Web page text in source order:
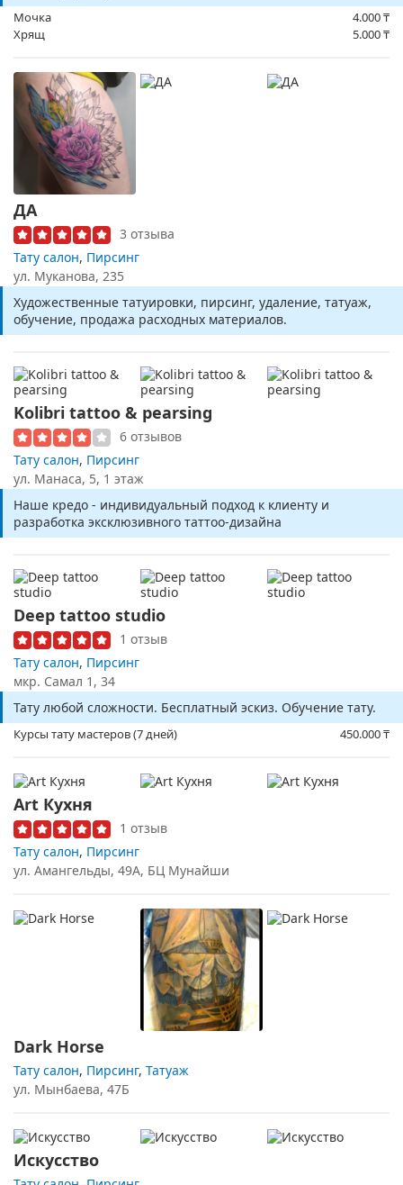
Мочка 4.000₸
Хрящ
5.000₸
ДА
3 отзыва
Тату салон, Пирсинг
ул. Муканова, 235
Художественные татуировки, пирсинг, удаление, татуаж,
обучение, продажа расходных материалов.
Kolibri tattoo & pearsing
6 отзывов
Тату салон, Пирсинг
ул. ​Манаса, 5, 1 этаж
Наше кредо - индивидуальный подход к клиенту и
разработка эксклюзивного таттоо-дизайна
Deep tattoo studio
1 отзыв
Тату салон, Пирсинг
мкр. Самал 1, 34
Тату любой сложности. Бесплатный эскиз. Обучение тату.
Курсы тату мастеров (7 дней) 450.000₸
Art Кухня
1 отзыв
Тату салон, Пирсинг
ул. ​Амангельды, 49А, ​БЦ Мунайши
Dark Horse
Тату салон, Пирсинг, Татуаж
ул. Мынбаева, 47Б
Искусство